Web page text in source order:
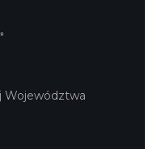
Województwa